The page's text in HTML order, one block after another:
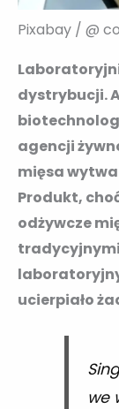
Pixabay / @
dystrybucji.
agencji
mięsa
Produkt,
odżywcze
ucierpiało
we